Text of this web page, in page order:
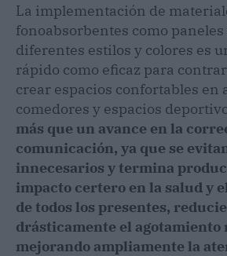
La implementación de
fonoabsorbentes como paneles
diferentes estilos y colores es
rápido como eficaz para
crear espacios confortables en
comedores y espacios
más que un avance en la
comunicación, ya que se
innecesarios y termina
impacto certero en la salud y
de todos los presentes,
drásticamente el agotamiento
mejorando ampliamente la